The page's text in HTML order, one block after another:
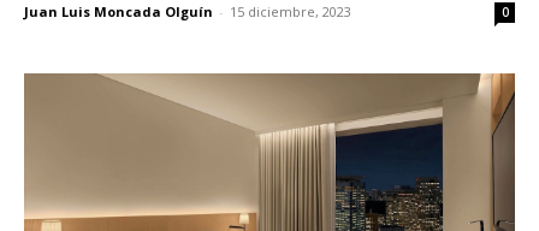
Juan Luis Moncada Olguín - 15 diciembre, 2023 0